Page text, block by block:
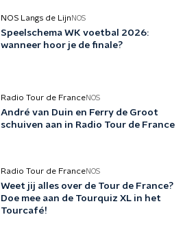
NOS Langs de Lijn NOS
Speelschema WK voetbal 2026:
wanneer hoor je de finale?
Radio Tour de FranceNOS
André van Duin en Ferry de Groot
schuiven aan in Radio Tour de France
Radio Tour de FranceNOS
Weet jij alles over de Tour de France?
Doe mee aan de Tourquiz XL in het
Tourcafé!